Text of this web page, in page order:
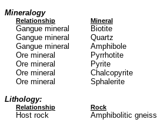
Mineralogy
Relationship Mineral
Gangue mineral Biotite
Gangue mineral
Quartz
Gangue mineral
Amphibole
Ore mineral
Pyrrhotite
Ore mineral
Pyrite
Ore mineral
Chalcopyrite
Ore mineral
Sphalerite
Lithology:
Relationship Rock
Host rock
Amphibolitic gneiss